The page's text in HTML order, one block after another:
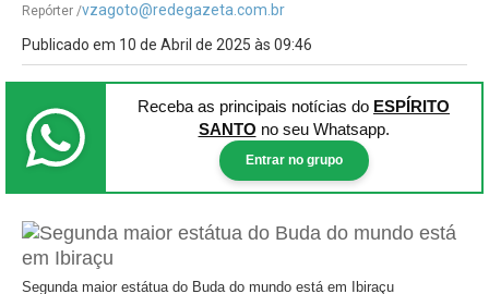
Repórter /vzagoto@redegazeta.com.br
Publicado em 10 de Abril de 2025 às 09:46
Receba as principais notícias do ESPÍRITO
SANTO no seu Whatsapp.
Entrar no grupo
Segunda maior estátua do Buda do mundo está em Ibiraçu